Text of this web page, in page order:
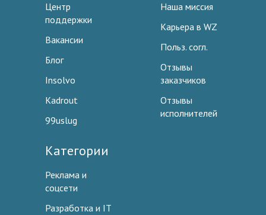
Центр
поддержки
Вакансии
Блог
Insolvo
Kadrout
99uslug
Наша миссия
Карьера в WZ
Польз. согл.
Отзывы
заказчиков
Отзывы
исполнителей
Категории
Реклама и
соцсети
Разработка и IT